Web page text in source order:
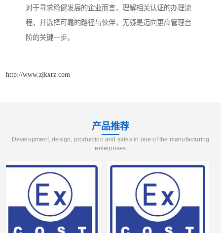
对于寻求稳健发展的企业而言，理解相关认证的办理流
程，并选择可靠的路径与伙伴，无疑是迈向更高管理台
阶的关键一步。
http://www.zjkxrz.com
产品推荐
Development, design, production and sales in one of the manufacturing
enterprises